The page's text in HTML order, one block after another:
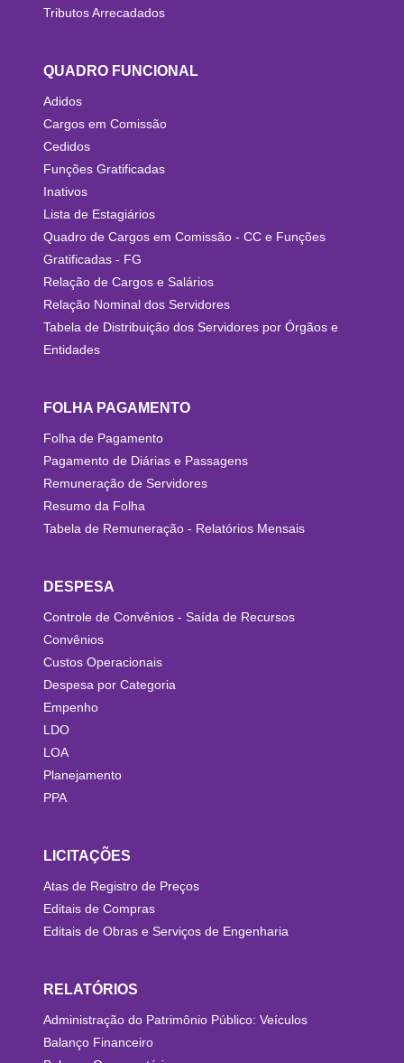
Tributos Arrecadados
QUADRO FUNCIONAL
Adidos
Cargos em Comissão
Cedidos
Funções Gratificadas
Inativos
Lista de Estagiários
Quadro de Cargos em Comissão - CC e Funções
Gratificadas - FG
Relação de Cargos e Salários
Relação Nominal dos Servidores
Tabela de Distribuição dos Servidores por Órgãos e
Entidades
FOLHA PAGAMENTO
Folha de Pagamento
Pagamento de Diárias e Passagens
Remuneração de Servidores
Resumo da Folha
Tabela de Remuneração - Relatórios Mensais
DESPESA
Controle de Convênios - Saída de Recursos
Convênios
Custos Operacionais
Despesa por Categoria
Empenho
LDO
LOA
Planejamento
PPA
LICITAÇÕES
Atas de Registro de Preços
Editais de Compras
Editais de Obras e Serviços de Engenharia
RELATÓRIOS
Administração do Patrimônio Público: Veículos
Balanço Financeiro